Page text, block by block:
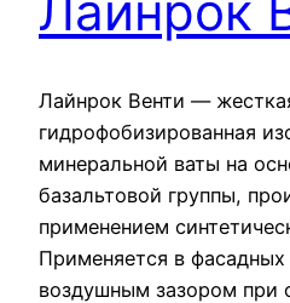
Лайнрок Венти —
гидрофобизированная
минеральной ваты на
базальтовой группы,
применением
Применяется в
воздушным зазором при